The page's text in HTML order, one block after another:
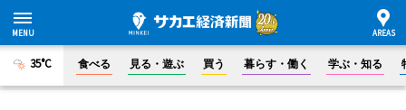
35°C 食べる 見る・遊ぶ 買う 暮らす・働く 学ぶ・知る